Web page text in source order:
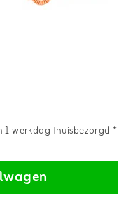
1 werkdag thuisbezorgd *